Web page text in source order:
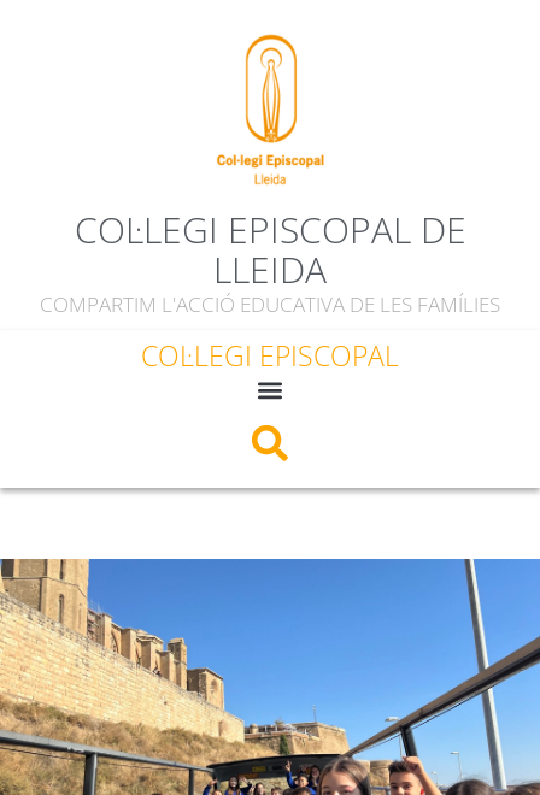
COL·LEGI EPISCOPAL DE
LLEIDA
COMPARTIM L'ACCIÓ EDUCATIVA DE LES FAMÍLIES
COL·LEGI EPISCOPAL